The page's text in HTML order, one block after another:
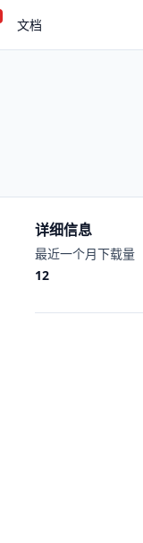
文档
详细信息
最近一个月下载量
12